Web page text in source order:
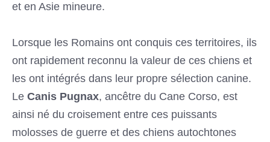
et en Asie mineure.
Lorsque les Romains ont conquis ces territoires, ils
ont rapidement reconnu la valeur de ces chiens et
les ont intégrés dans leur propre sélection canine.
Le Canis Pugnax, ancêtre du Cane Corso, est
ainsi né du croisement entre ces puissants
molosses de guerre et des chiens autochtones